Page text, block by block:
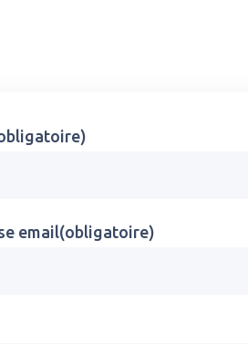
email(obligatoire)